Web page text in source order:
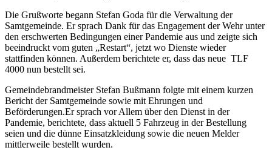
Die Grußworte begann Stefan Goda für die Verwaltung der
Samtgemeinde. Er sprach Dank für das Engagement der Wehr unter
den erschwerten Bedingungen einer Pandemie aus und zeigte sich
beeindruckt vom guten „Restart“, jetzt wo Dienste wieder
stattfinden können. Außerdem berichtete er, dass das neue TLF
4000 nun bestellt sei.
Gemeindebrandmeister Stefan Bußmann folgte mit einem kurzen
Bericht der Samtgemeinde sowie mit Ehrungen und
Beförderungen.Er sprach vor Allem über den Dienst in der
Pandemie, berichtete, dass aktuell 5 Fahrzeug in der Bestellung
seien und die dünne Einsatzkleidung sowie die neuen Melder
mittlerweile bestellt wurden.